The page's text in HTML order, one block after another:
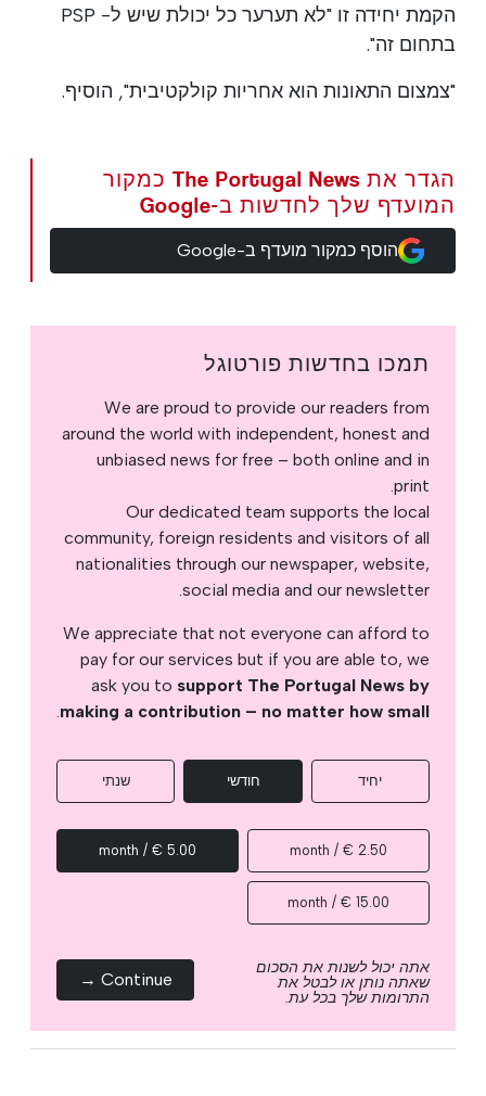
הקמת יחידה זו "לא תערער כל יכולת שיש ל- PSP
בתחום זה".
"צמצום התאונות הוא אחריות קולקטיבית", הוסיף.
הגדר את The Portugal News כמקור
המועדף שלך לחדשות ב-Google
הוסף כמקור מועדף ב-Google
תמכו בחדשות פורטוגל
We are proud to provide our readers from
around the world with independent, honest and
unbiased news for free – both online and in
print.
Our dedicated team supports the local
community, foreign residents and visitors of all
nationalities through our newspaper, website,
social media and our newsletter.
We appreciate that not everyone can afford to
pay for our services but if you are able to, we
ask you to support The Portugal News by
making a contribution – no matter how small
.
יחיד חודשי שנתי
2.50 € / month
5.00 € / month
15.00 € / month
אתה יכול לשנות את הסכום
שאתה נותן או לבטל את
התרומות שלך בכל עת.
Continue →